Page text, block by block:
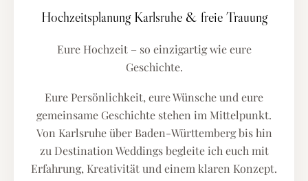
Hochzeitsplanung Karlsruhe & freie Trauung
Eure Hochzeit – so einzigartig wie eure
Geschichte.
Eure Persönlichkeit, eure Wünsche und eure
gemeinsame Geschichte stehen im Mittelpunkt.
Von Karlsruhe über Baden-Württemberg bis hin
zu Destination Weddings begleite ich euch mit
Erfahrung, Kreativität und einem klaren Konzept.